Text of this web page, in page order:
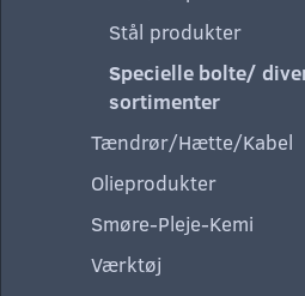
Stål produkter
Specielle bolte/
sortimenter
Tændrør/Hætte/Kabel
Olieprodukter
Smøre-Pleje-Kemi
Værktøj